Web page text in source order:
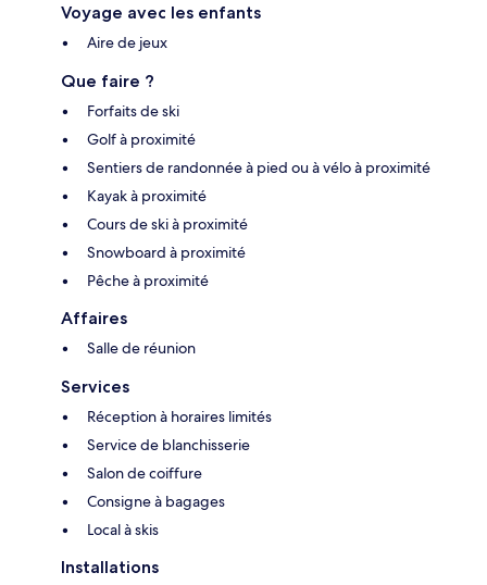
Voyage avec les enfants
Aire de jeux
Que faire ?
Forfaits de ski
Golf à proximité
Sentiers de randonnée à pied ou à vélo à proximité
Kayak à proximité
Cours de ski à proximité
Snowboard à proximité
Pêche à proximité
Affaires
Salle de réunion
Services
Réception à horaires limités
Service de blanchisserie
Salon de coiffure
Consigne à bagages
Local à skis
Installations